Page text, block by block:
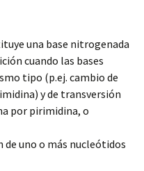
una base nitrogenada
cuando las bases
tipo (p.ej. cambio de
y de transversión
por pirimidina, o
de uno o más nucleótidos